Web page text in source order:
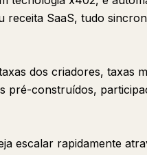
receita SaaS, tudo
dos criadores, taxas
pré-construídos,
escalar rapidamente